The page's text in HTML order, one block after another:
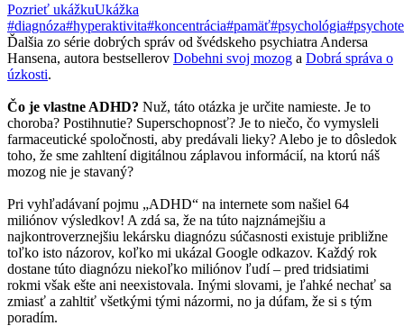
Pozrieť ukážkuUkážka
#diagnóza#hyperaktivita#koncentrácia#pamäť#psychológia
Ďalšia zo série dobrých správ od švédskeho psychiatra Andersa
Hansena, autora bestsellerov Dobehni svoj mozog a Dobrá správa o
úzkosti.
Čo je vlastne ADHD? Nuž, táto otázka je určite namieste. Je to
choroba? Postihnutie? Superschopnosť? Je to niečo, čo vymysleli
farmaceutické spoločnosti, aby predávali lieky? Alebo je to dôsledok
toho, že sme zahltení digitálnou záplavou informácií, na ktorú náš
mozog nie je stavaný?
Pri vyhľadávaní pojmu „ADHD“ na internete som našiel 64
miliónov výsledkov! A zdá sa, že na túto najznámejšiu a
najkontroverznejšiu lekársku diagnózu súčasnosti existuje približne
toľko isto názorov, koľko mi ukázal Google odkazov. Každý rok
dostane túto diagnózu niekoľko miliónov ľudí – pred tridsiatimi
rokmi však ešte ani neexistovala. Inými slovami, je ľahké nechať sa
zmiasť a zahltiť všetkými tými názormi, no ja dúfam, že si s tým
poradím.